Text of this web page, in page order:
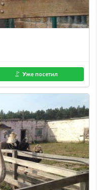
Уже посетил